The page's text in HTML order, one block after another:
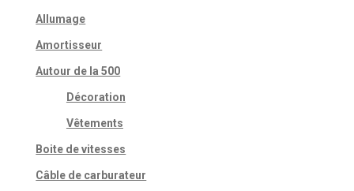
Allumage
Amortisseur
Autour de la 500
Décoration
Vêtements
Boite de vitesses
Câble de carburateur